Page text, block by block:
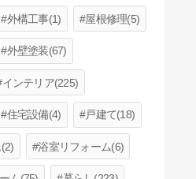
外構工事(1) 屋根修理(5)
外壁塗装(67)
インテリア(225)
住宅設備(4) 戸建て(18)
浴室リフォーム(6)